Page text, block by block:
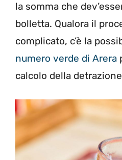
la somma che
bolletta. Qualora il
complicato, c’è la
numero verde di Arera
calcolo della